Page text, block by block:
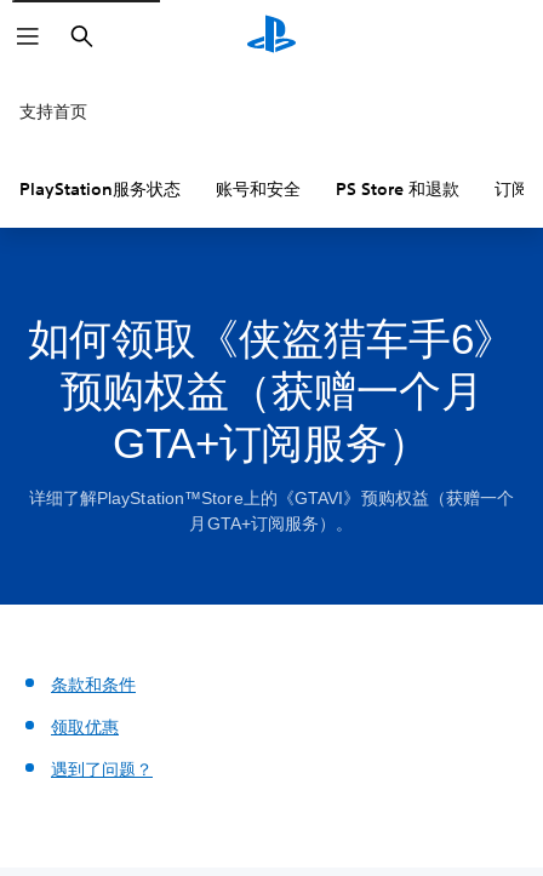
搜
索
支持首页
PlayStation服务状态 账号和安全 PS Store 和退款 订阅
如何领取《侠盗猎车手6》
预购权益（获赠一个月
GTA+订阅服务）
详细了解PlayStation™Store上的《GTAVI》预购权益（获赠一个
月GTA+订阅服务）。
条款和条件
领取优惠
遇到了问题？